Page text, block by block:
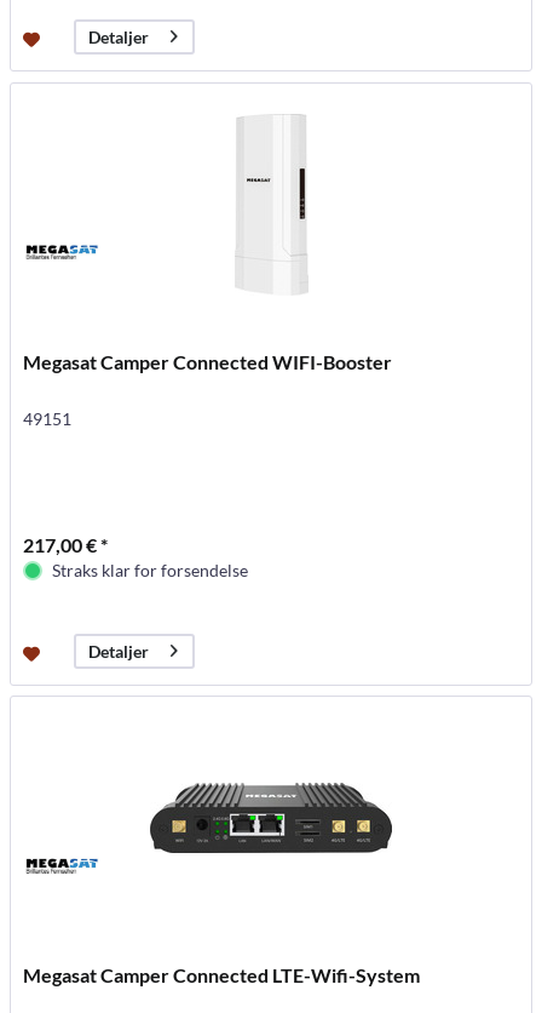
Detaljer
Megasat Camper Connected WIFI-Booster
49151
217,00 € *
Straks klar for forsendelse
Detaljer
Megasat Camper Connected LTE-Wifi-System